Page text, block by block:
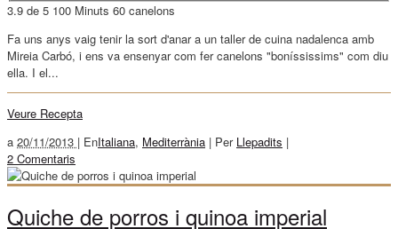
3.9 de 5 100 Minuts 60 canelons
Fa uns anys vaig tenir la sort d'anar a un taller de cuina nadalenca amb
Mireia Carbó, i ens va ensenyar com fer canelons "boníssissims" com diu
ella. I el...
Veure Recepta
a 20/11/2013 | EnItaliana, Mediterrània | Per Llepadits |
2 Comentaris
Quiche de porros i quinoa imperial